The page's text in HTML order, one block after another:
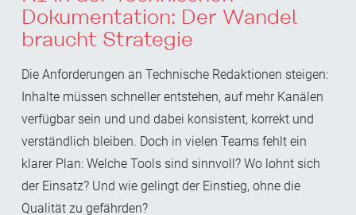
Dokumentation: Der Wandel
braucht Strategie
Die Anforderungen an Technische Redaktionen steigen:
Inhalte müssen schneller entstehen, auf mehr Kanälen
verfügbar sein und und dabei konsistent, korrekt und
verständlich bleiben. Doch in vielen Teams fehlt ein
klarer Plan: Welche Tools sind sinnvoll? Wo lohnt sich
der Einsatz? Und wie gelingt der Einstieg, ohne die
Qualität zu gefährden?